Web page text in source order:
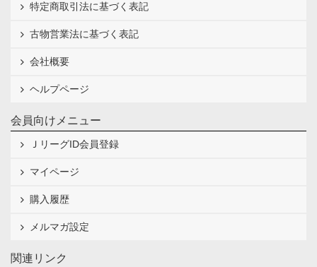
特定商取引法に基づく表記
古物営業法に基づく表記
会社概要
ヘルプページ
会員向けメニュー
ＪリーグID会員登録
マイページ
購入履歴
メルマガ設定
関連リンク